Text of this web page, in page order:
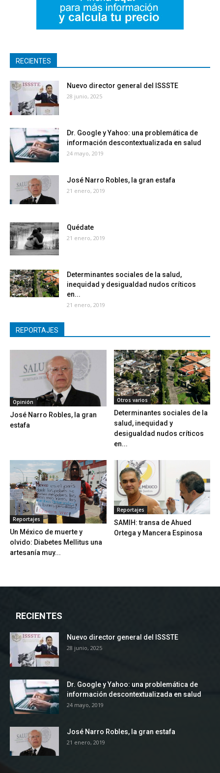
RECIENTES
Nuevo director general del ISSSTE
28 junio, 2025
Dr. Google y Yahoo: una problemática de
información descontextualizada en salud
24 mayo, 2019
José Narro Robles, la gran estafa
21 enero, 2019
Quédate
21 enero, 2019
Determinantes sociales de la salud,
inequidad y desigualdad nudos críticos
en...
21 enero, 2019
REPORTAJES
Opinión
José Narro Robles, la gran
estafa
Otros varios
Determinantes sociales de la
salud, inequidad y
desigualdad nudos críticos
en...
Reportajes
Un México de muerte y
olvido: Diabetes Mellitus una
artesanía muy...
Reportajes
SAMIH: transa de Ahued
Ortega y Mancera Espinosa
RECIENTES
Nuevo director general del ISSSTE
28 junio, 2025
Dr. Google y Yahoo: una problemática de
información descontextualizada en salud
24 mayo, 2019
José Narro Robles, la gran estafa
21 enero, 2019